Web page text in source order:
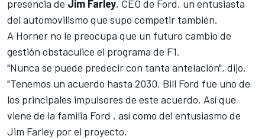
presencia de Jim Farley, CEO de Ford, un entusiasta
del automovilismo que supo competir también.
A Horner no le preocupa que un futuro cambio de
gestión obstaculice el programa de F1.
"Nunca se puede predecir con tanta antelación", dijo.
"Tenemos un acuerdo hasta 2030. Bill Ford fue uno de
los principales impulsores de este acuerdo. Así que
viene de la familia Ford , así como del entusiasmo de
Jim Farley por el proyecto.